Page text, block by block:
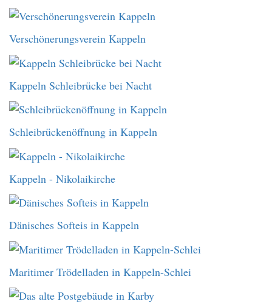
Verschönerungsverein Kappeln
Kappeln Schleibrücke bei Nacht
Schleibrückenöffnung in Kappeln
Kappeln - Nikolaikirche
Dänisches Softeis in Kappeln
Maritimer Trödelladen in Kappeln-Schlei